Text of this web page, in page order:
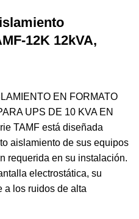
12K 12kVA,
EN FORMATO
UPS DE 10 KVA EN
TAMF está diseñada
aislamiento de sus equipos
requerida en su instalación.
electrostática, su
a los ruidos de alta